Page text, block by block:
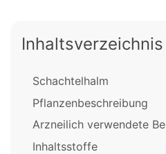
Inhaltsverzeichnis
Schachtelhalm
Pflanzenbeschreibung
Arzneilich verwendete
Inhaltsstoffe